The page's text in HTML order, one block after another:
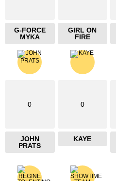
G-FORCE
MYKA
GIRL ON
FIRE
0
JOHN
PRATS
0
KAYE